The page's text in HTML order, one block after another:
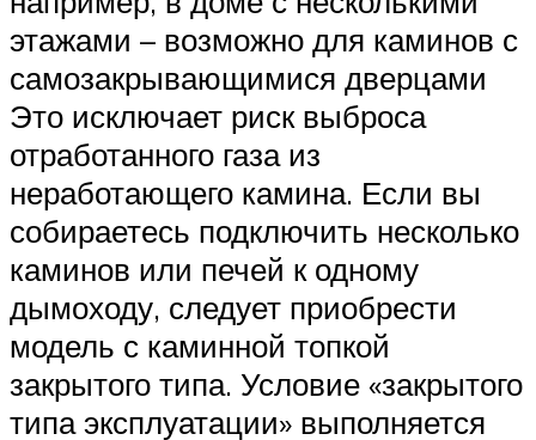
этажами – возможно для каминов с
самозакрывающимися дверцами
Это исключает риск выброса
отработанного газа из
неработающего камина. Если вы
собираетесь подключить несколько
каминов или печей к одному
дымоходу, следует приобрести
модель с каминной топкой
закрытого типа. Условие «закрытого
типа эксплуатации» выполняется